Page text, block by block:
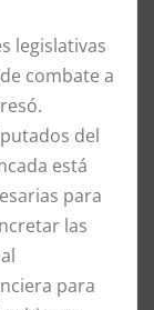
legislativas
combate a
del
está
para
las
para